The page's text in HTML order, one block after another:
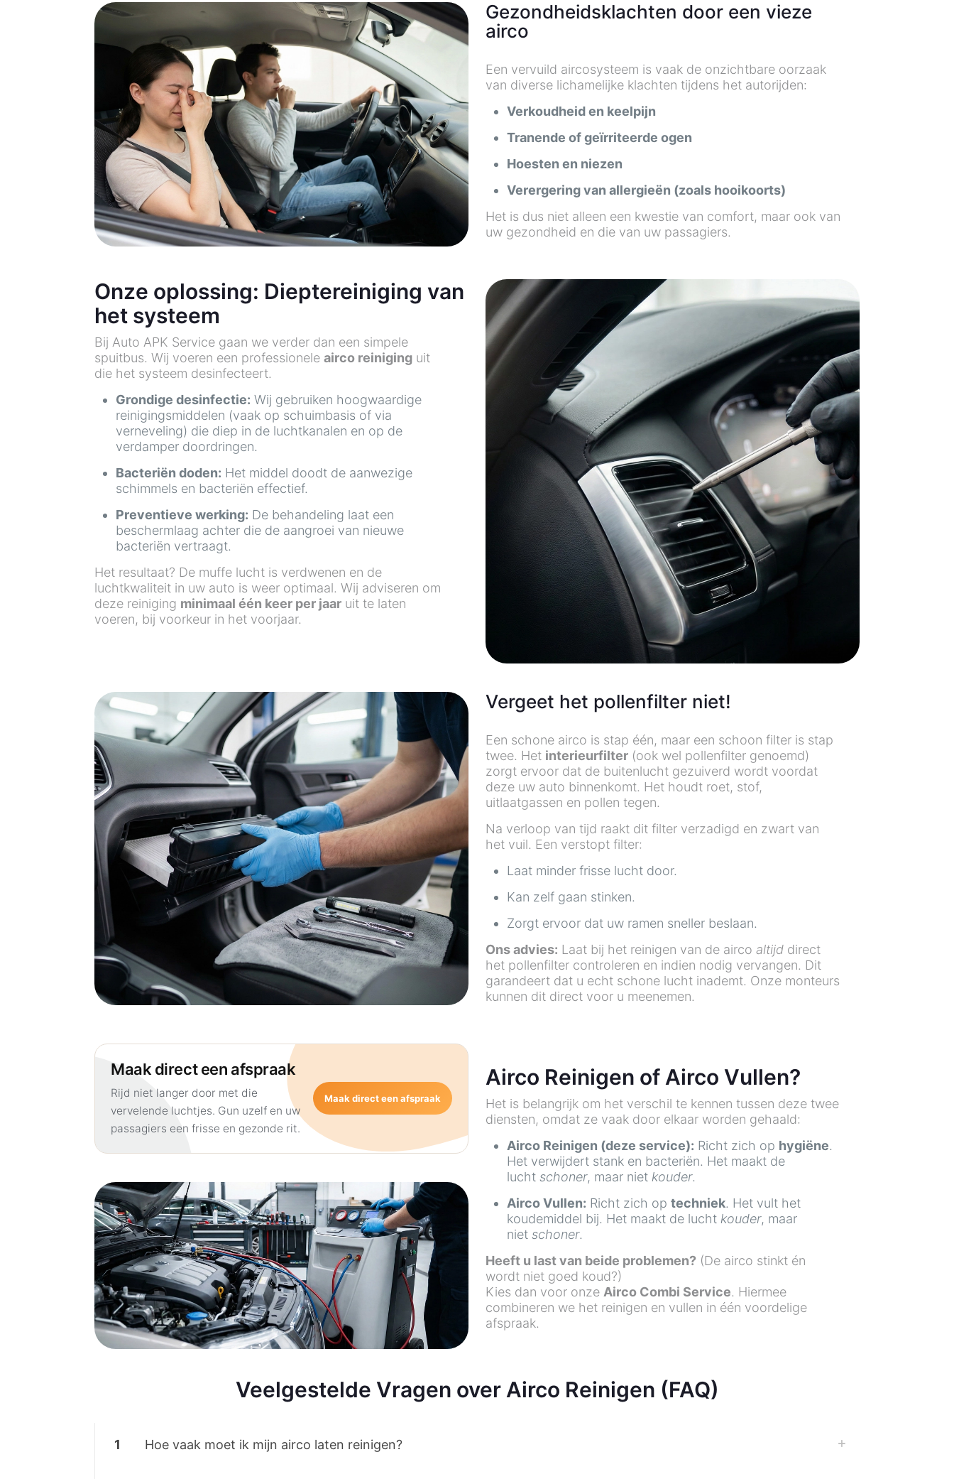
Gezondheidsklachten door een vieze
airco
Een vervuild aircosysteem is vaak de onzichtbare oorzaak
van diverse lichamelijke klachten tijdens het autorijden:
Verkoudheid en keelpijn
Tranende of geïrriteerde ogen
Hoesten en niezen
Verergering van allergieën (zoals hooikoorts)
Het is dus niet alleen een kwestie van comfort, maar ook van
uw gezondheid en die van uw passagiers.
Onze oplossing: Dieptereiniging van
het systeem
Bij Auto APK Service gaan we verder dan een simpele
spuitbus. Wij voeren een professionele airco reiniging uit
die het systeem desinfecteert.
Grondige desinfectie: Wij gebruiken hoogwaardige
reinigingsmiddelen (vaak op schuimbasis of via
verneveling) die diep in de luchtkanalen en op de
verdamper doordringen.
Bacteriën doden: Het middel doodt de aanwezige
schimmels en bacteriën effectief.
Preventieve werking: De behandeling laat een
beschermlaag achter die de aangroei van nieuwe
bacteriën vertraagt.
Het resultaat? De muffe lucht is verdwenen en de
luchtkwaliteit in uw auto is weer optimaal. Wij adviseren om
deze reiniging minimaal één keer per jaar uit te laten
voeren, bij voorkeur in het voorjaar.
Vergeet het pollenfilter niet!
Een schone airco is stap één, maar een schoon filter is stap
twee. Het interieurfilter (ook wel pollenfilter genoemd)
zorgt ervoor dat de buitenlucht gezuiverd wordt voordat
deze uw auto binnenkomt. Het houdt roet, stof,
uitlaatgassen en pollen tegen.
Na verloop van tijd raakt dit filter verzadigd en zwart van
het vuil. Een verstopt filter:
Laat minder frisse lucht door.
Kan zelf gaan stinken.
Zorgt ervoor dat uw ramen sneller beslaan.
Ons advies: Laat bij het reinigen van de airco altijd direct
het pollenfilter controleren en indien nodig vervangen. Dit
garandeert dat u echt schone lucht inademt. Onze monteurs
kunnen dit direct voor u meenemen.
Maak direct een afspraak
Rijd niet langer door met die
vervelende luchtjes. Gun uzelf en uw
passagiers een frisse en gezonde rit.
Maak direct een afspraak
Airco Reinigen of Airco Vullen?
Het is belangrijk om het verschil te kennen tussen deze twee
diensten, omdat ze vaak door elkaar worden gehaald:
Airco Reinigen (deze service): Richt zich op hygiëne.
Het verwijdert stank en bacteriën. Het maakt de
lucht schoner, maar niet kouder.
Airco Vullen: Richt zich op techniek. Het vult het
koudemiddel bij. Het maakt de lucht kouder, maar
niet schoner.
Heeft u last van beide problemen? (De airco stinkt én
wordt niet goed koud?)
Kies dan voor onze Airco Combi Service. Hiermee
combineren we het reinigen en vullen in één voordelige
afspraak.
Veelgestelde Vragen over Airco Reinigen (FAQ)
1 Hoe vaak moet ik mijn airco laten reinigen?